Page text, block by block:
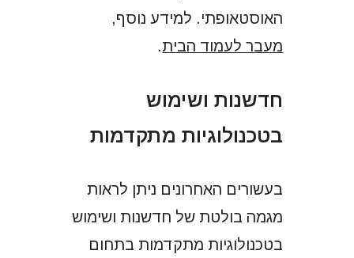
האוסטאופתי. למידע נוסף,
מעבר לעמוד הבית.
חדשנות ושימוש
בטכנולוגיות מתקדמות
בעשורים האחרונים ניתן לראות
מגמה בולטת של חדשנות ושימוש
בטכנולוגיות מתקדמות בתחום